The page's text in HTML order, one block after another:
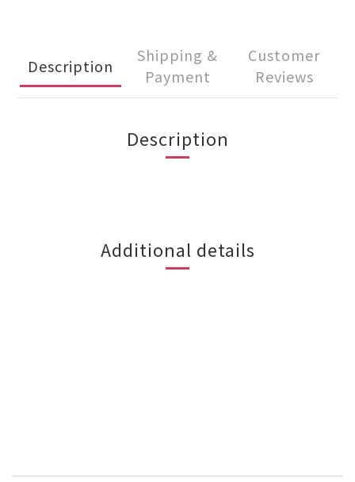
Description
Shipping &
Payment
Customer
Reviews
Description
Additional details